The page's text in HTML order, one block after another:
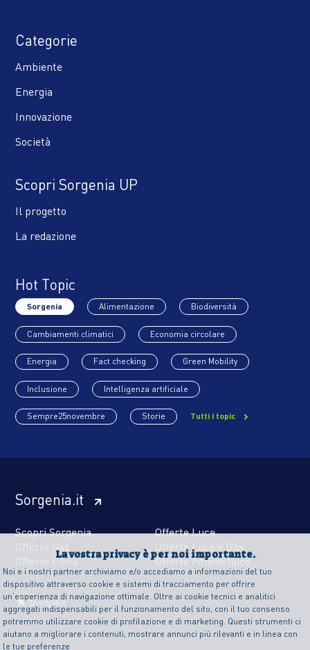
La vostra privacy è per noi importante.
Noi e i nostri partner archiviamo e/o accediamo a informazioni del tuo
dispositivo attraverso cookie e sistemi di tracciamento per offrire
un’esperienza di navigazione ottimale. Oltre ai cookie tecnici e analitici
aggregati indispensabili per il funzionamento del sito, con il tuo consenso
potremmo utilizzare cookie di profilazione e di marketing. Questi strumenti ci
aiutano a migliorare i contenuti, mostrare annunci più rilevanti e in linea con
le tue preferenze
Categorie
Ambiente
Energia
Innovazione
Società
Scopri Sorgenia UP
Il progetto
La redazione
Hot Topic
Sorgenia Alimentazione Biodiversità
Cambiamenti climatici Economia circolare
Energia Fact checking Green Mobility
Inclusione Intelligenza artificiale
Sempre25novembre Storie Tutti i topic
Sorgenia.it
Scopri Sorgenia
Offerte Luce
Offerte Gas
Offerte Luce e Gas
Offerte Fibra
Offerte Fotovoltaico